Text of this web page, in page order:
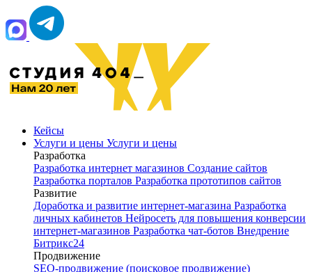
Кейсы
Услуги и цены Услуги и цены
Разработка
Разработка интернет магазинов Создание сайтов
Разработка порталов Разработка прототипов сайтов
Развитие
Доработка и развитие интернет‑магазина Разработка
личных кабинетов Нейросеть для повышения конверсии
интернет-магазинов Разработка чат‑ботов Внедрение
Битрикс24
Продвижение
SEO-продвижение (поисковое продвижение)